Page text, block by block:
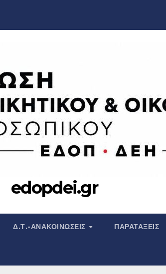
edopdei.gr
Δ.Τ.-ΑΝΑΚΟΙΝΏΣΕΙΣ ΠΑΡΑΤΆΞΕΙΣ